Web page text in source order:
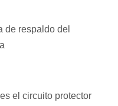
de respaldo del
el circuito protector